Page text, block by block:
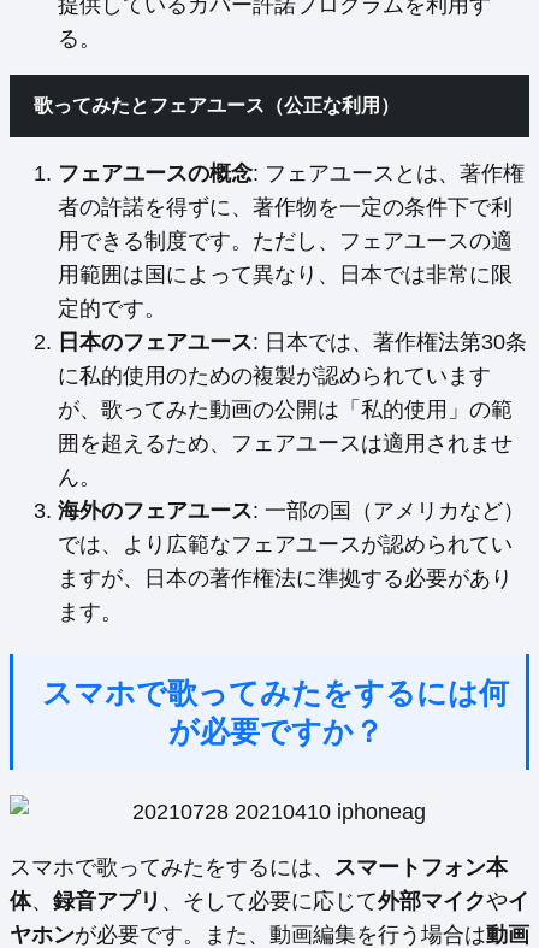
提供しているカバー許諾プログラムを利用す
る。
歌ってみたとフェアユース（公正な利用）
フェアユースの概念: フェアユースとは、著作権
者の許諾を得ずに、著作物を一定の条件下で利
用できる制度です。ただし、フェアユースの適
用範囲は国によって異なり、日本では非常に限
定的です。
日本のフェアユース: 日本では、著作権法第30条
に私的使用のための複製が認められています
が、歌ってみた動画の公開は「私的使用」の範
囲を超えるため、フェアユースは適用されませ
ん。
海外のフェアユース: 一部の国（アメリカなど）
では、より広範なフェアユースが認められてい
ますが、日本の著作権法に準拠する必要があり
ます。
スマホで歌ってみたをするには何
が必要ですか？
スマホで歌ってみたをするには、 スマートフォン本
体、 録音アプリ 、そして必要に応じて外部マイクやイ
ヤホンが必要です。また、動画編集を行う場合は動画